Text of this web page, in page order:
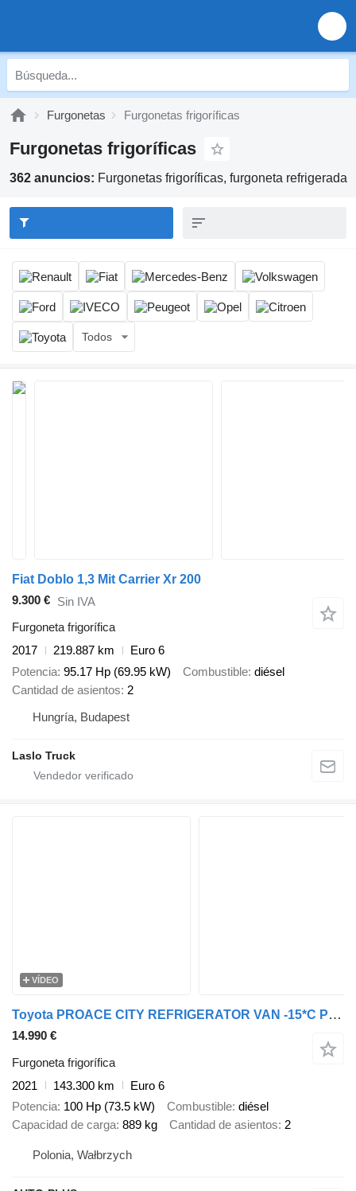
Furgonetas Furgonetas frigoríficas
Furgonetas frigoríficas
362 anuncios: Furgonetas frigoríficas, furgoneta refrigerada
Todos
Fiat Doblo 1,3 Mit Carrier Xr 200
9.300 € Sin IVA
Furgoneta frigorífica
2017
219.887 km
Euro 6
Potencia 95.17 Hp (69.95 kW) Combustible diésel
Cantidad de asientos 2
Hungría, Budapest
Laslo Truck
VÍDEO
Toyota PROACE CITY REFRIGERATOR VAN -15*C POWER SUPPLY 230V CRUISE CONT
14.990 €
Furgoneta frigorífica
2021
143.300 km
Euro 6
Potencia 100 Hp (73.5 kW) Combustible diésel
Capacidad de carga 889 kg Cantidad de asientos 2
Polonia, Wałbrzych